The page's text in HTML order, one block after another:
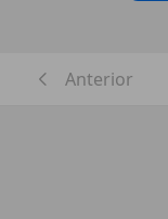
Anterior